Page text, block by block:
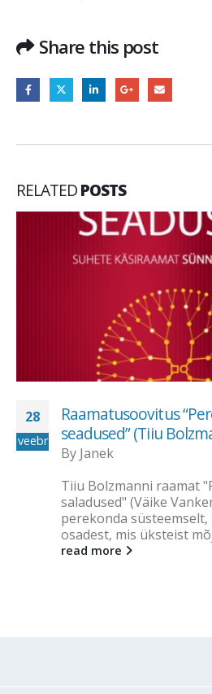
Share this post
RELATEDPOSTS
28
veebr
Raamatusoovitus
seadused” (Tiiu
By Janek
Tiiu Bolzmanni raamat
saladused" (Väike
perekonda
osadest, mis üksteist
read more